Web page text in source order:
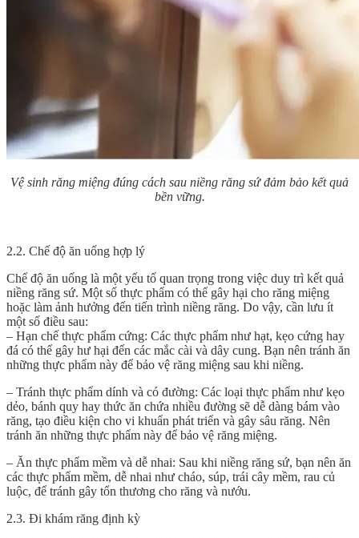
Vệ sinh răng miệng đúng cách sau niềng răng sứ đảm bảo kết quả
bền vững.
2.2. Chế độ ăn uống hợp lý
Chế độ ăn uống là một yếu tố quan trọng trong việc duy trì kết quả
niềng răng sứ. Một số thực phẩm có thể gây hại cho răng miệng
hoặc làm ảnh hưởng đến tiến trình niềng răng. Do vậy, cần lưu ít
một số điều sau:
– Hạn chế thực phẩm cứng: Các thực phẩm như hạt, kẹo cứng hay
đá có thể gây hư hại đến các mắc cài và dây cung. Bạn nên tránh ăn
những thực phẩm này để bảo vệ răng miệng sau khi niềng.
– Tránh thực phẩm dính và có đường: Các loại thực phẩm như kẹo
dẻo, bánh quy hay thức ăn chứa nhiều đường sẽ dễ dàng bám vào
răng, tạo điều kiện cho vi khuẩn phát triển và gây sâu răng. Nên
tránh ăn những thực phẩm này để bảo vệ răng miệng.
– Ăn thực phẩm mềm và dễ nhai: Sau khi niềng răng sứ, bạn nên ăn
các thực phẩm mềm, dễ nhai như cháo, súp, trái cây mềm, rau củ
luộc, để tránh gây tổn thương cho răng và nướu.
2.3. Đi khám răng định kỳ